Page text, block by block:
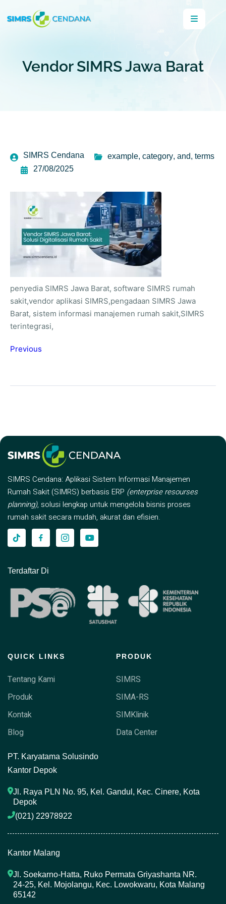
Vendor SIMRS Jawa Barat
SIMRS Cendana example, category, and, terms
27/08/2025
penyedia SIMRS Jawa Barat, software SIMRS rumah
sakit,vendor aplikasi SIMRS,pengadaan SIMRS Jawa
Barat, sistem informasi manajemen rumah sakit,SIMRS
terintegrasi,
Previous
SIMRS Cendana: Aplikasi Sistem Informasi Manajemen
Rumah Sakit (SIMRS) berbasis ERP (enterprise resourses
planning), solusi lengkap untuk mengelola bisnis proses
rumah sakit secara mudah, akurat dan efisien.
Terdaftar Di
QUICK LINKS
Tentang Kami
Produk
Kontak
Blog
PRODUK
SIMRS
SIMA-RS
SIMKlinik
Data Center
PT. Karyatama Solusindo
Kantor Depok
Jl. Raya PLN No. 95, Kel. Gandul, Kec. Cinere, Kota
Depok
(021) 22978922
Kantor Malang
Jl. Soekarno-Hatta, Ruko Permata Griyashanta NR.
24-25, Kel. Mojolangu, Kec. Lowokwaru, Kota Malang
65142